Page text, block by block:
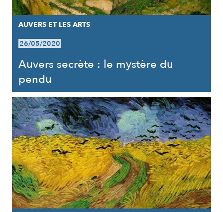
AUVERS ET LES ARTS
26/05/2020
Auvers secrète : le mystère du
pendu